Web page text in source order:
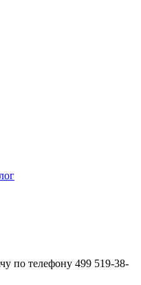
по телефону 499 519-38-